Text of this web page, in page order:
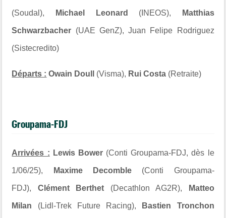
(Soudal), Michael Leonard (INEOS), Matthias
Schwarzbacher (UAE GenZ), Juan Felipe Rodriguez
(Sistecredito)
Départs : Owain Doull (Visma), Rui Costa (Retraite)
Groupama-FDJ
Arrivées : Lewis Bower(Conti Groupama-FDJ, dès le
1/06/25), Maxime Decomble (Conti Groupama-
FDJ), Clément Berthet (Decathlon AG2R), Matteo
Milan (Lidl-Trek Future Racing), Bastien Tronchon